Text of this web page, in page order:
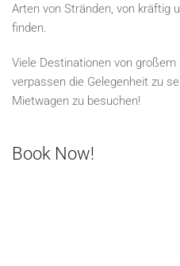
Arten von Stränden, von kräftig
finden.
Viele Destinationen von
verpassen die Gelegenheit zu
Mietwagen zu besuchen!
Book Now!